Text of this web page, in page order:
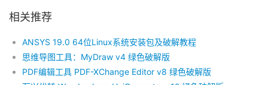
相关推荐
ANSYS 19.0 64位Linux系统安装包及破解教程
思维导图工具：MyDraw v4 绿色破解版
PDF编辑工具 PDF-XChange Editor v8 绿色破解版